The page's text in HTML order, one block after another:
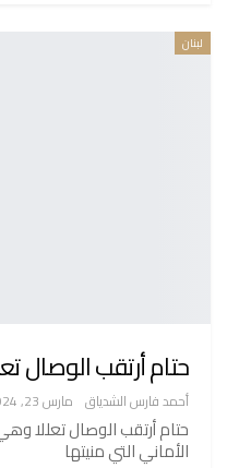
لبنان
حتام أرتقب الوصال
أحمد فارس الشدياق مارس 23, 2024
حتام أرتقب الوصال تعللا
الأماني التي منيتها